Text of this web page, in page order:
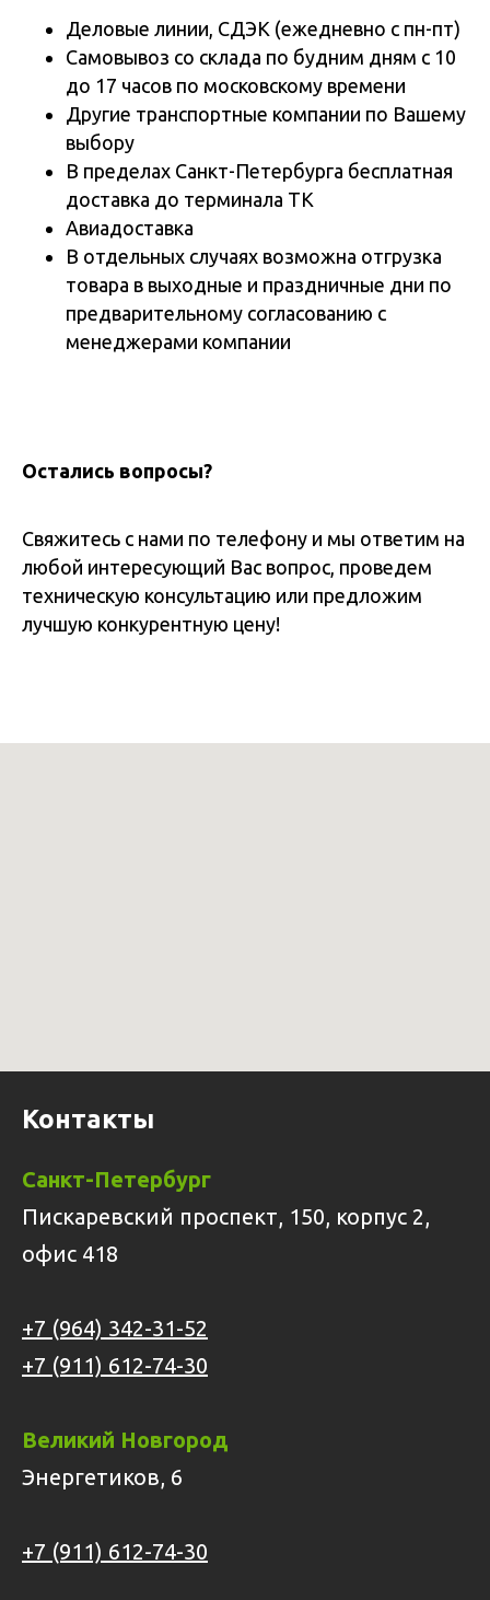
Деловые линии, СДЭК (ежедневно с пн-пт)
Самовывоз со склада по будним дням с 10
до 17 часов по московскому времени
Другие транспортные компании по Вашему
выбору
В пределах Санкт-Петербурга бесплатная
доставка до терминала ТК
Авиадоставка
В отдельных случаях возможна отгрузка
товара в выходные и праздничные дни по
предварительному согласованию с
менеджерами компании
Остались вопросы?
Свяжитесь с нами по телефону и мы ответим на
любой интересующий Вас вопрос, проведем
техническую консультацию или предложим
лучшую конкурентную цену!
Контакты
Санкт-Петербург
Пискаревский проспект, 150, корпус 2,
офис 418
+7 (964) 342-31-52
+7 (911) 612-74-30
Великий Новгород
Энергетиков, 6
+7 (911) 612-74-30